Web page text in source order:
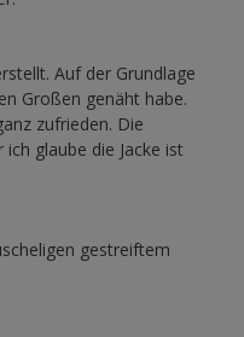
Auf der Grundlage
Großen genäht habe.
zufrieden. Die
glaube die Jacke ist
gestreiftem